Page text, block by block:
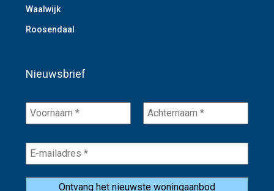
Waalwijk
Roosendaal
Nieuwsbrief
Voornaam
Achternaam
E-
mailadres
*